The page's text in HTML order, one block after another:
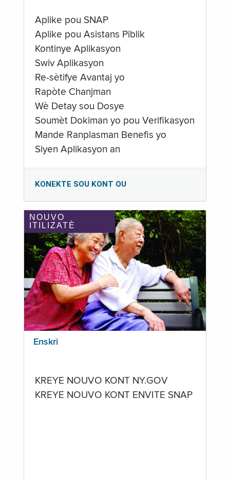
Aplike pou SNAP
Aplike pou Asistans Piblik
Kontinye Aplikasyon
Swiv Aplikasyon
Re-sètifye Avantaj yo
Rapòte Chanjman
Wè Detay sou Dosye
Soumèt Dokiman yo pou Verifikasyon
Mande Ranplasman Benefis yo
Siyen Aplikasyon an
KONEKTE SOU KONT OU
NOUVO
ITILIZATÈ
Enskri
KREYE NOUVO KONT NY.GOV
KREYE NOUVO KONT ENVITE SNAP